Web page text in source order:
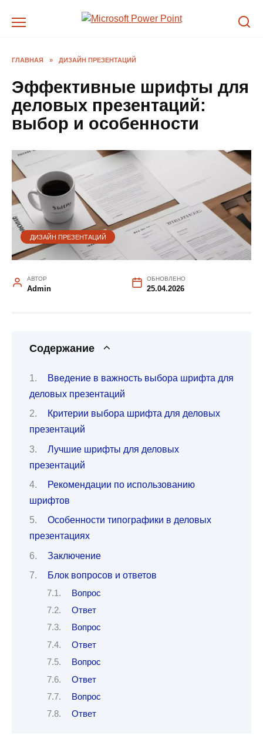
ГЛАВНАЯ » ДИЗАЙН ПРЕЗЕНТАЦИЙ
Эффективные шрифты для
деловых презентаций:
выбор и особенности
ДИЗАЙН ПРЕЗЕНТАЦИЙ
АВТОР
Admin
ОБНОВЛЕНО
25.04.2026
Содержание
Введение в важность выбора шрифта для
деловых презентаций
Критерии выбора шрифта для деловых
презентаций
Лучшие шрифты для деловых
презентаций
Рекомендации по использованию
шрифтов
Особенности типографики в деловых
презентациях
Заключение
Блок вопросов и ответов
Вопрос
Ответ
Вопрос
Ответ
Вопрос
Ответ
Вопрос
Ответ